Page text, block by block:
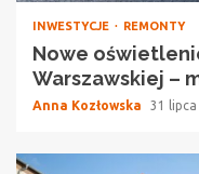
INWESTYCJE REMONTY
Nowe
Warszawskiej –
Anna Kozłowska 31 lipca